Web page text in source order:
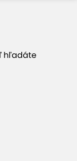
hľadáte